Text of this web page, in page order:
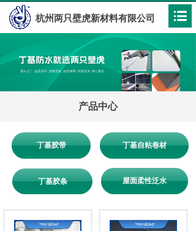
产品中心
丁基自粘卷材
丁基胶带
屋面柔性泛水
丁基胶条
杭州两只壁虎新材料有限公司